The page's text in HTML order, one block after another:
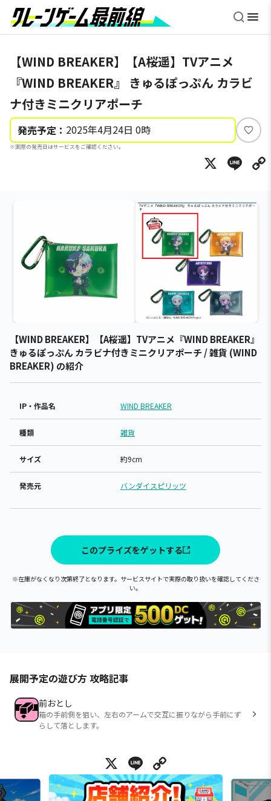
【WIND BREAKER】【A桜遥】TVアニメ
『WIND BREAKER』 きゅるぽっぷん カラビ
ナ付きミニクリアポーチ
発売予定： 2025年4月24日 0時
※実際の発売日はサービスをご確認ください。
い
ね
X
【WIND BREAKER】【A桜遥】TVアニメ『WIND BREAKER』
きゅるぽっぷん カラビナ付きミニクリアポーチ / 雑貨 (WIND
BREAKER) の紹介
IP・作品名 WIND BREAKER
種類 雑貨
サイズ 約9cm
発売元 バンダイスピリッツ
このプライズをゲットする
※在庫がなくなり次第終了となります。サービスサイトで実際の取り扱いを確認してくださ
い。
展開予定の遊び方 攻略記事
前おとし
箱の手前側を狙い、左右のアームで交互に振りながら手前にず
らして落とします。
X Line